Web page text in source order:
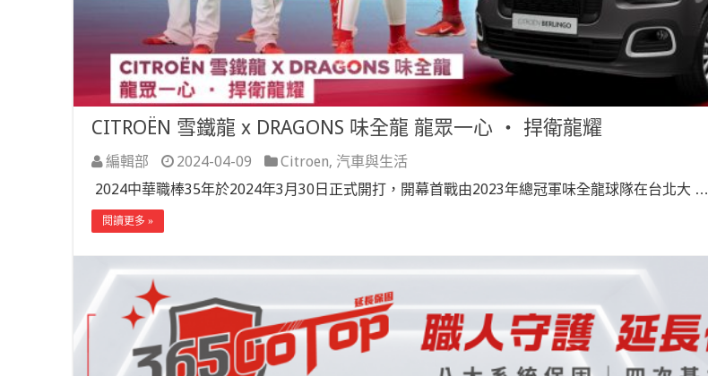
CITROËN 雪鐵龍 x DRAGONS 味全龍 龍眾一心 ‧ 捍衛龍耀
編輯部 2024-04-09 Citroen, 汽車與生活
2024中華職棒35年於2024年3月30日正式開打，開幕首戰由2023年總冠軍味全龍球隊在台北大 …
閱讀更多 »